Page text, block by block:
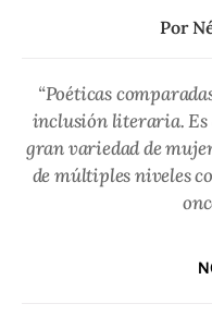
Por
“Poéticas
inclusión literaria. Es
gran variedad de
de múltiples niveles